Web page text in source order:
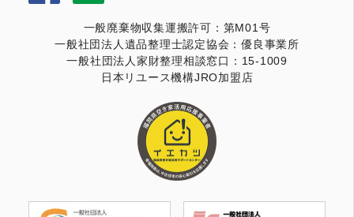
一般廃棄物収集運搬許可：第M01号
一般社団法人遺品整理士認定協会：優良事業所
一般社団法人家財整理相談窓口：15-1009
日本リユース機構JRO加盟店